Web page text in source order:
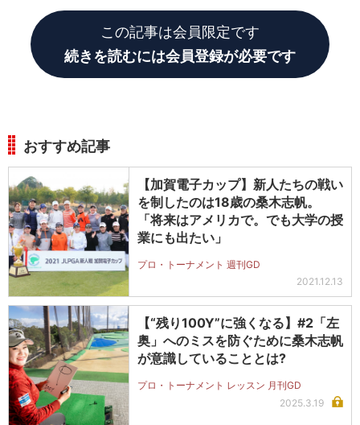
この記事は会員限定です
続きを読むには会員登録が必要です
おすすめ記事
【加賀電子カップ】新人たちの戦い
を制したのは18歳の桑木志帆。
「将来はアメリカで。でも大学の授
業にも出たい」
プロ・トーナメント 週刊GD
2021.12.13
【“残り100Y”に強くなる】#2「左
奥」へのミスを防ぐために桑木志帆
が意識していることとは?
プロ・トーナメント レッスン 月刊GD
2025.3.19